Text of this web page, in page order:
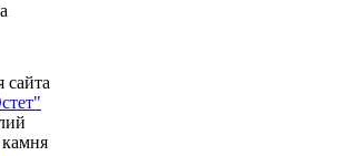
сайта
камня